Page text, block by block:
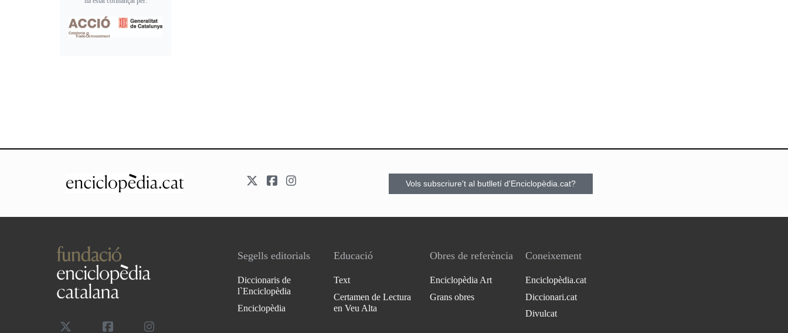
Vols subscriure't al butlletí d'Enciclopèdia.cat?
Segells editorials
Diccionaris de
l`Enciclopèdia
Enciclopèdia
Educació
Text
Certamen de Lectura
en Veu Alta
Obres de referència
Enciclopèdia Art
Grans obres
Coneixement
Enciclopèdia.cat
Diccionari.cat
Divulcat